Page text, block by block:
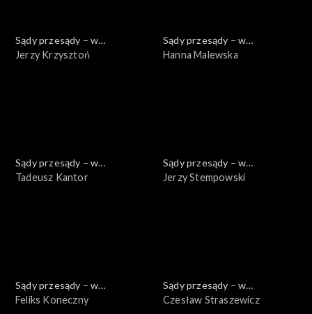
Sądy przesądy – w
powiększeniu
Jerzy Krzysztoń
Sądy przesądy – w
powiększeniu
Hanna Malewska
Sądy przesądy – w
powiększeniu
Tadeusz Kantor
Sądy przesądy – w
powiększeniu
Jerzy Stempowski
Sądy przesądy – w
powiększeniu
Feliks Koneczny
Sądy przesądy – w
powiększeniu
Czesław Straszewicz